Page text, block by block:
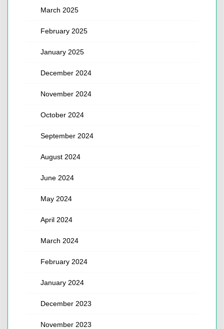
March 2025
February 2025
January 2025
December 2024
November 2024
October 2024
September 2024
August 2024
June 2024
May 2024
April 2024
March 2024
February 2024
January 2024
December 2023
November 2023